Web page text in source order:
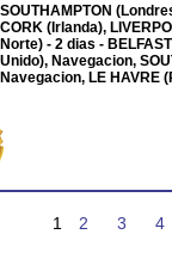
SOUTHAMPTON
CORK (Irlanda),
Norte) - 2 dias -
Unido), Navegacion,
Navegacion, LE HAVRE
1 2 3 4